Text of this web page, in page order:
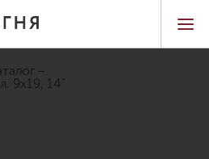
9х19, 14"